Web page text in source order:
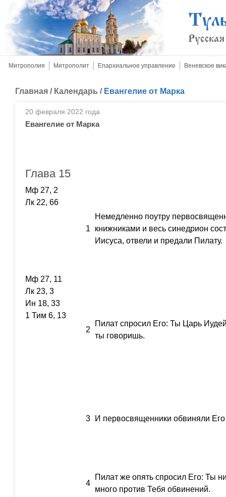
Митрополия Митрополит Епархиальное управление Веневское
Главная / Календарь / Евангелие от Марка
20 февраля 2022 года.
Евангелие от Марка
Глава 15
Мф 27, 2
Лк 22, 66
1
Немедленно поутру
книжниками и весь синедрион
Иисуса, отвели и предали Пилату.
Мф 27, 11
Лк 23, 3
Ин 18, 33
1 Тим 6, 13
2
Пилат спросил Его: Ты Царь
ты говоришь.
3 И первосвященники обвиняли
4
Пилат же опять спросил Его: Ты
много против Тебя обвинений.